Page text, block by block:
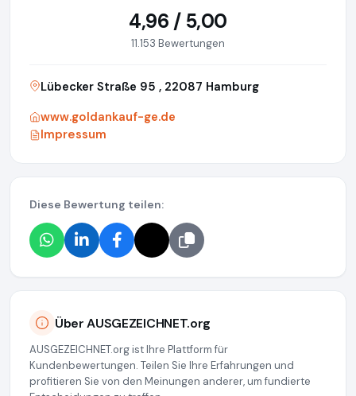
4,96 / 5,00
11.153 Bewertungen
Lübecker Straße 95 , 22087 Hamburg
www.goldankauf-ge.de
Impressum
Diese Bewertung teilen:
Über AUSGEZEICHNET.org
AUSGEZEICHNET.org ist Ihre Plattform für
Kundenbewertungen. Teilen Sie Ihre Erfahrungen und
profitieren Sie von den Meinungen anderer, um fundierte